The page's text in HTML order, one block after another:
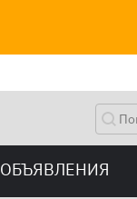
ОБЪЯВЛЕНИЯ